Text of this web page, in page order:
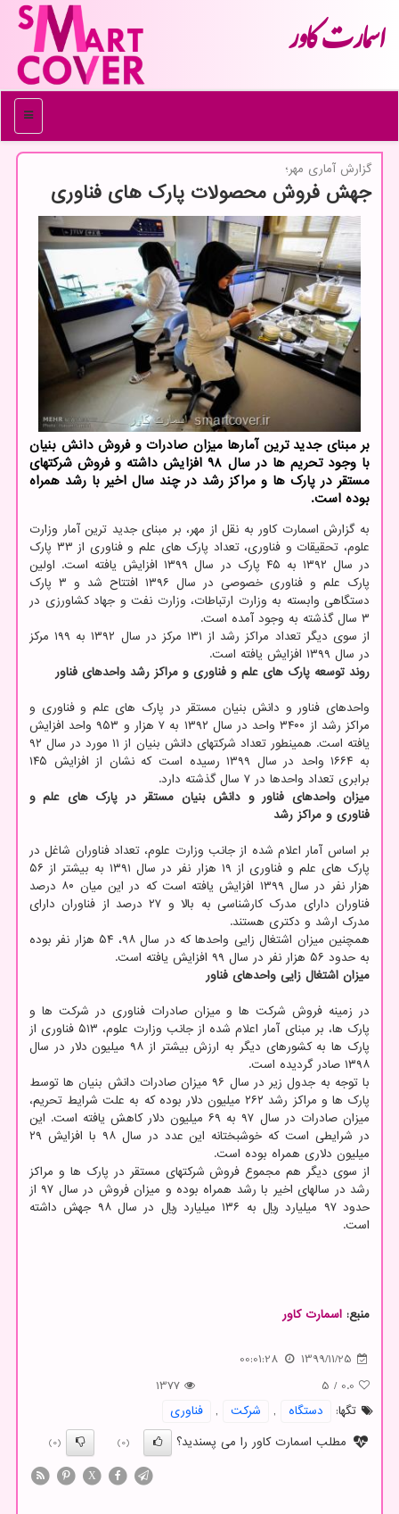
اسمارت كاور
منو
گزارش آماری مهر؛
جهش فروش محصولات پارك های فناوری
بر مبنای جدید ترین آمارها میزان صادرات و فروش دانش بنیان
با وجود تحریم ها در سال ۹۸ افزایش داشته و فروش شرکتهای
مستقر در پارک ها و مراکز رشد در چند سال اخیر با رشد همراه
بوده است.
به گزارش اسمارت کاور به نقل از مهر، بر مبنای جدید ترین آمار وزارت
علوم، تحقیقات و فناوری، تعداد پارک های علم و فناوری از ۳۳ پارک
در سال ۱۳۹۲ به ۴۵ پارک در سال ۱۳۹۹ افزایش یافته است. اولین
پارک علم و فناوری خصوصی در سال ۱۳۹۶ افتتاح شد و ۳ پارک
دستگاهی وابسته به وزارت ارتباطات، وزارت نفت و جهاد کشاورزی در
۳ سال گذشته به وجود آمده است.
از سوی دیگر تعداد مراکز رشد از ۱۳۱ مرکز در سال ۱۳۹۲ به ۱۹۹ مرکز
در سال ۱۳۹۹ افزایش یافته است.
روند توسعه پارک های علم و فناوری و مراکز رشد واحدهای فناور
واحدهای فناور و دانش بنیان مستقر در پارک های علم و فناوری و
مراکز رشد از ۳۴۰۰ واحد در سال ۱۳۹۲ به ۷ هزار و ۹۵۳ واحد افزایش
یافته است. همینطور تعداد شرکتهای دانش بنیان از ۱۱ مورد در سال ۹۲
به ۱۶۶۴ واحد در سال ۱۳۹۹ رسیده است که نشان از افزایش ۱۴۵
برابری تعداد واحدها در ۷ سال گذشته دارد.
میزان واحدهای فناور و دانش بنیان مستقر در پارک های علم و
فناوری و مراکز رشد
بر اساس آمار اعلام شده از جانب وزارت علوم، تعداد فناوران شاغل در
پارک های علم و فناوری از ۱۹ هزار نفر در سال ۱۳۹۱ به بیشتر از ۵۶
هزار نفر در سال ۱۳۹۹ افزایش یافته است که در این میان ۸۰ درصد
فناوران دارای مدرک کارشناسی به بالا و ۲۷ درصد از فناوران دارای
مدرک ارشد و دکتری هستند.
همچنین میزان اشتغال زایی واحدها که در سال ۹۸، ۵۴ هزار نفر بوده
به حدود ۵۶ هزار نفر در سال ۹۹ افزایش یافته است.
میزان اشتغال زایی واحدهای فناور
در زمینه فروش شرکت ها و میزان صادرات فناوری در شرکت ها و
پارک ها، بر مبنای آمار اعلام شده از جانب وزارت علوم، ۵۱۳ فناوری از
پارک ها به کشورهای دیگر به ارزش بیشتر از ۹۸ میلیون دلار در سال
۱۳۹۸ صادر گردیده است.
با توجه به جدول زیر در سال ۹۶ میزان صادرات دانش بنیان ها توسط
پارک ها و مراکز رشد ۲۶۲ میلیون دلار بوده که به علت شرایط تحریم،
میزان صادرات در سال ۹۷ به ۶۹ میلیون دلار کاهش یافته است. این
در شرایطی است که خوشبختانه این عدد در سال ۹۸ با افزایش ۲۹
میلیون دلاری همراه بوده است.
از سوی دیگر هم مجموع فروش شرکتهای مستقر در پارک ها و مراکز
رشد در سالهای اخیر با رشد همراه بوده و میزان فروش در سال ۹۷ از
حدود ۹۷ میلیارد ریال به ۱۳۶ میلیارد ریال در سال ۹۸ جهش داشته
است.
منبع: اسمارت كاور
1399/11/25
00:01:28
0.0
/
5
1377
تگها:
دستگاه , شركت ,
فناوری
مطلب اسمارت کاور را می پسندید؟
(0)
(0)
X